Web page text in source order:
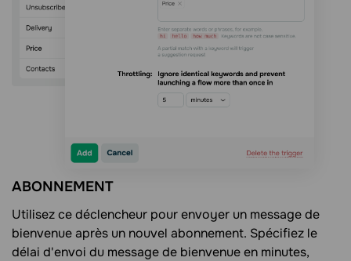
ABONNEMENT
Utilisez ce déclencheur pour envoyer un message de
bienvenue après un nouvel abonnement. Spécifiez le
délai d'envoi du message de bienvenue en minutes,